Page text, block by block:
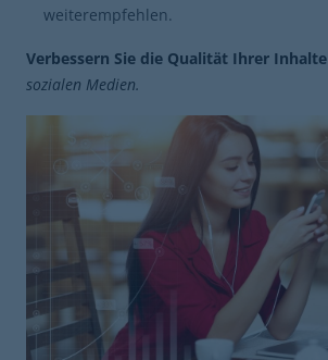
weiterempfehlen.
Verbessern Sie die Qualität Ihrer Inhalte
sozialen Medien.